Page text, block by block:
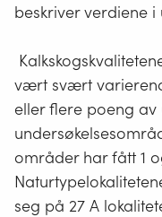
beskriver verdiene
vært svært
eller flere poeng av
områder har fått 1
seg på 27 A